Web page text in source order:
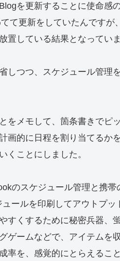
を更新することに使命感
て更新をしていたんですが
置している結果となっていま
しつつ、スケジュール管理
をメモして、箇条書きでピ
画的に日程を割り当てるか
くことにしました。
のスケジュール管理と携帯
ールを印刷してアウトプッ
すくするために秘密兵器、
ゲームなどで、アイテムを
率を、感覚的にとらえるこ